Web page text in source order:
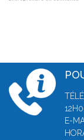
E-